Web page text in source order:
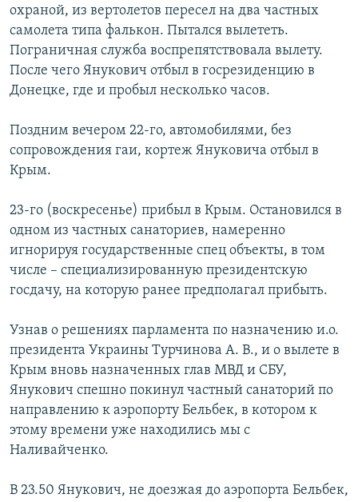
охраной, из вертолетов пересел на два частных
самолета типа фалькон. Пытался вылететь.
Пограничная служба воспрепятствовала вылету.
После чего Янукович отбыл в госрезиденцию в
Донецке, где и пробыл несколько часов.
Поздним вечером 22-го, автомобилями, без
сопровождения гаи, кортеж Януковича отбыл в
Крым.
23-го (воскресенье) прибыл в Крым. Остановился в
одном из частных санаториев, намеренно
игнорируя государственные спец объекты, в том
числе – специализированную президентскую
госдачу, на которую ранее предполагал прибыть.
Узнав о решениях парламента по назначению и.о.
президента Украины Турчинова А. В., и о вылете в
Крым вновь назначенных глав МВД и СБУ,
Янукович спешно покинул частный санаторий по
направлению к аэропорту Бельбек, в котором к
этому времени уже находились мы с
Наливайченко.
В 23.50 Янукович, не доезжая до аэропорта Бельбек,